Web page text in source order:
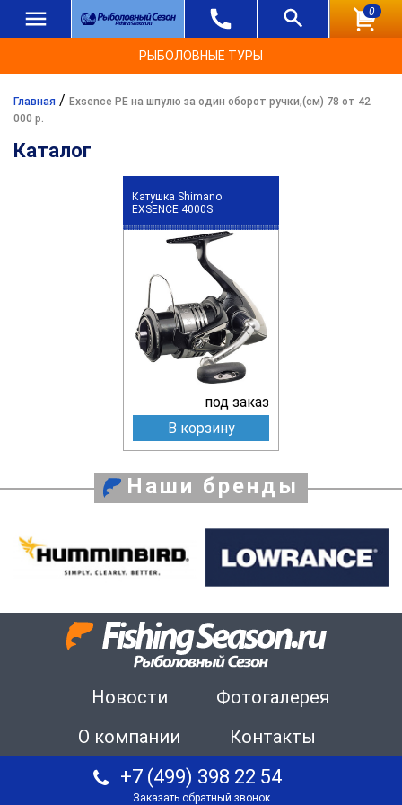
0
РЫБОЛОВНЫЕ ТУРЫ
Главная / Exsence PE на шпулю за один оборот ручки,(см) 78 от 42
000 р.
Каталог
Катушка Shimano
EXSENCE 4000S
под заказ
В корзину
Наши бренды
Новости
Фотогалерея
О компании
Контакты
+7 (499) 398 22 54
Заказать обратный звонок